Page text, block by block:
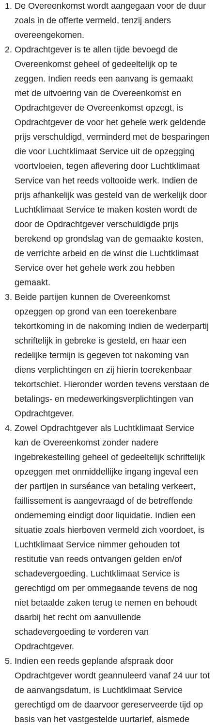
De Overeenkomst wordt aangegaan voor de duur
zoals in de offerte vermeld, tenzij anders
overeengekomen.
Opdrachtgever is te allen tijde bevoegd de
Overeenkomst geheel of gedeeltelijk op te
zeggen. Indien reeds een aanvang is gemaakt
met de uitvoering van de Overeenkomst en
Opdrachtgever de Overeenkomst opzegt, is
Opdrachtgever de voor het gehele werk geldende
prijs verschuldigd, verminderd met de besparingen
die voor Luchtklimaat Service uit de opzegging
voortvloeien, tegen aflevering door Luchtklimaat
Service van het reeds voltooide werk. Indien de
prijs afhankelijk was gesteld van de werkelijk door
Luchtklimaat Service te maken kosten wordt de
door de Opdrachtgever verschuldigde prijs
berekend op grondslag van de gemaakte kosten,
de verrichte arbeid en de winst die Luchtklimaat
Service over het gehele werk zou hebben
gemaakt.
Beide partijen kunnen de Overeenkomst
opzeggen op grond van een toerekenbare
tekortkoming in de nakoming indien de wederpartij
schriftelijk in gebreke is gesteld, en haar een
redelijke termijn is gegeven tot nakoming van
diens verplichtingen en zij hierin toerekenbaar
tekortschiet. Hieronder worden tevens verstaan de
betalings- en medewerkingsverplichtingen van
Opdrachtgever.
Zowel Opdrachtgever als Luchtklimaat Service
kan de Overeenkomst zonder nadere
ingebrekestelling geheel of gedeeltelijk schriftelijk
opzeggen met onmiddellijke ingang ingeval een
der partijen in surséance van betaling verkeert,
faillissement is aangevraagd of de betreffende
onderneming eindigt door liquidatie. Indien een
situatie zoals hierboven vermeld zich voordoet, is
Luchtklimaat Service nimmer gehouden tot
restitutie van reeds ontvangen gelden en/of
schadevergoeding. Luchtklimaat Service is
gerechtigd om per ommegaande tevens de nog
niet betaalde zaken terug te nemen en behoudt
daarbij het recht om aanvullende
schadevergoeding te vorderen van
Opdrachtgever.
Indien een reeds geplande afspraak door
Opdrachtgever wordt geannuleerd vanaf 24 uur tot
de aanvangsdatum, is Luchtklimaat Service
gerechtigd om de daarvoor gereserveerde tijd op
basis van het vastgestelde uurtarief, alsmede